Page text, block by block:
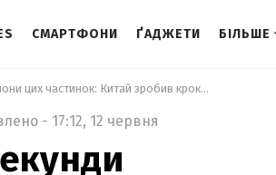
СМАРТФОНИ ҐАДЖЕТИ БІЛЬШЕ
Крізь ваше тіло щосекунди пролітають трильйони цих частинок: Китай зробив крок до їх розгадки
- 17:12, 12 червня